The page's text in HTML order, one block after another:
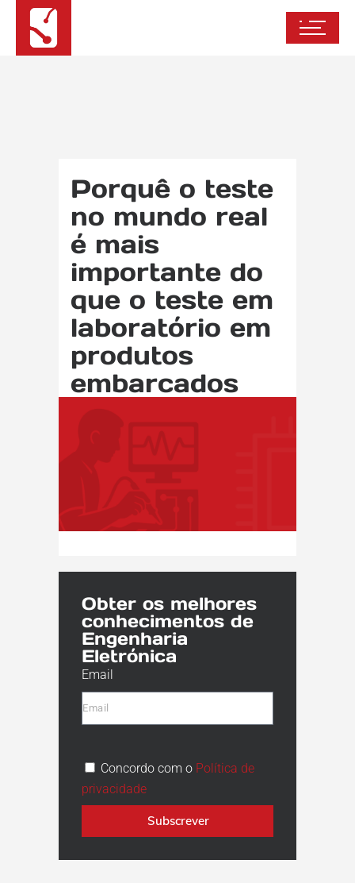
Porquê o teste
no mundo real
é mais
importante do
que o teste em
laboratório em
produtos
embarcados
Obter os melhores
conhecimentos de
Engenharia
Eletrónica
Email
Concordo com o Política de
privacidade
Subscrever